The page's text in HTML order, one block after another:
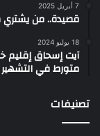
7 أبريل 2025
قصيدة.. من يشتري
18 يوليو 2024
آيت إسحاق إقليم
متورط في التشهير
تصنيفات